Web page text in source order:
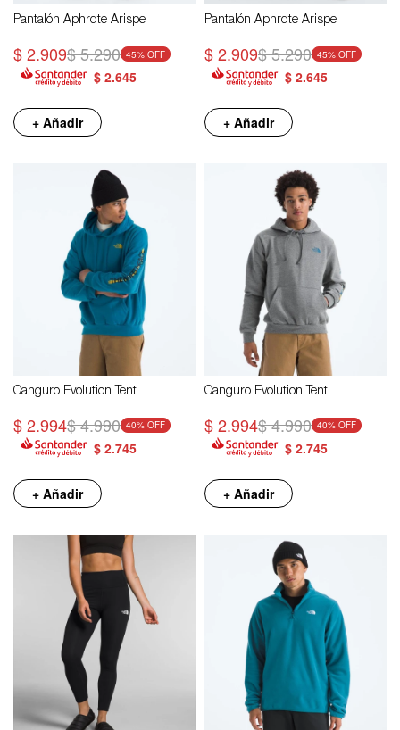
Pantalón Aphrdte Arispe
$2.909$5.290 45
$ 2.645
+ Añadir
Pantalón Aphrdte Arispe
$2.909$5.290 45
$ 2.645
+ Añadir
Canguro Evolution Tent
$2.994$4.990 40
$ 2.745
+ Añadir
Canguro Evolution Tent
$2.994$4.990 40
$ 2.745
+ Añadir